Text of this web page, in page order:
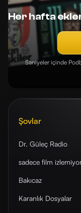
Her hafta
Saniyeler içinde
Şovlar
Dr. Güleç Radio
sadece film
Bakıcaz
Karanlık Dosyalar